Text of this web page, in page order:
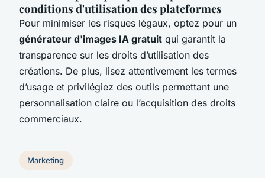
conditions d'utilisation des plateformes
Pour minimiser les risques légaux, optez pour un
générateur d'images IA gratuit qui garantit la
transparence sur les droits d’utilisation des
créations. De plus, lisez attentivement les termes
d’usage et privilégiez des outils permettant une
personnalisation claire ou l’acquisition des droits
commerciaux.
Marketing